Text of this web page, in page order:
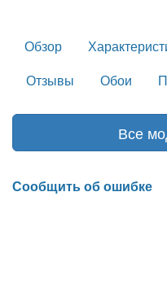
Обзор
Отзывы
Обои
Все
Сообщить об ошибке